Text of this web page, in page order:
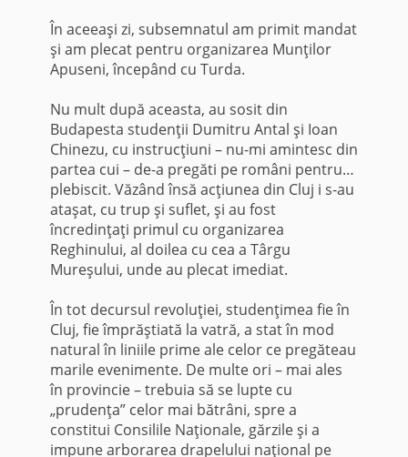
În aceeaşi zi, subsemnatul am primit mandat
şi am plecat pentru organizarea Munţilor
Apuseni, începând cu Turda.
Nu mult după aceasta, au sosit din
Budapesta studenţii Dumitru Antal şi Ioan
Chinezu, cu instrucţiuni – nu-mi amintesc din
partea cui – de-a pregăti pe români pentru…
plebiscit. Văzând însă acţiunea din Cluj i s-au
ataşat, cu trup şi suflet, şi au fost
încredinţaţi primul cu organizarea
Reghinului, al doilea cu cea a Târgu
Mureşului, unde au plecat imediat.
În tot decursul revoluţiei, studenţimea fie în
Cluj, fie împrăştiată la vatră, a stat în mod
natural în liniile prime ale celor ce pregăteau
marile evenimente. De multe ori – mai ales
în provincie – trebuia să se lupte cu
„prudenţa” celor mai bătrâni, spre a
constitui Consilile Naţionale, gărzile şi a
impune arborarea drapelului naţional pe